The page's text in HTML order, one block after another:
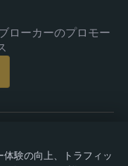
ローカーのプロモー
験の向上、トラフィッ